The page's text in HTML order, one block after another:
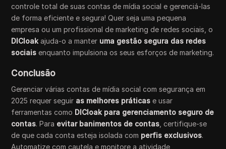
controle total de suas contas de mídia social e gerenciá-las
de forma eficiente e segura! Quer seja uma pequena
empresa ou um profissional de marketing de redes sociais, o
DICloakajuda-o a manter uma gestão segura das redes
sociais enquanto impulsiona os seus esforços de marketing.
Conclusão
Gerenciar várias contas de mídia social com segurança em
2025 requer seguir as melhores práticas e usar
ferramentas como DICloak para gerenciamento seguro de
contas. Para evitar banimentos de contas, certifique-se
de que cada conta esteja isolada com perfis exclusivos.
Automatize com cautela e monitore a atividade